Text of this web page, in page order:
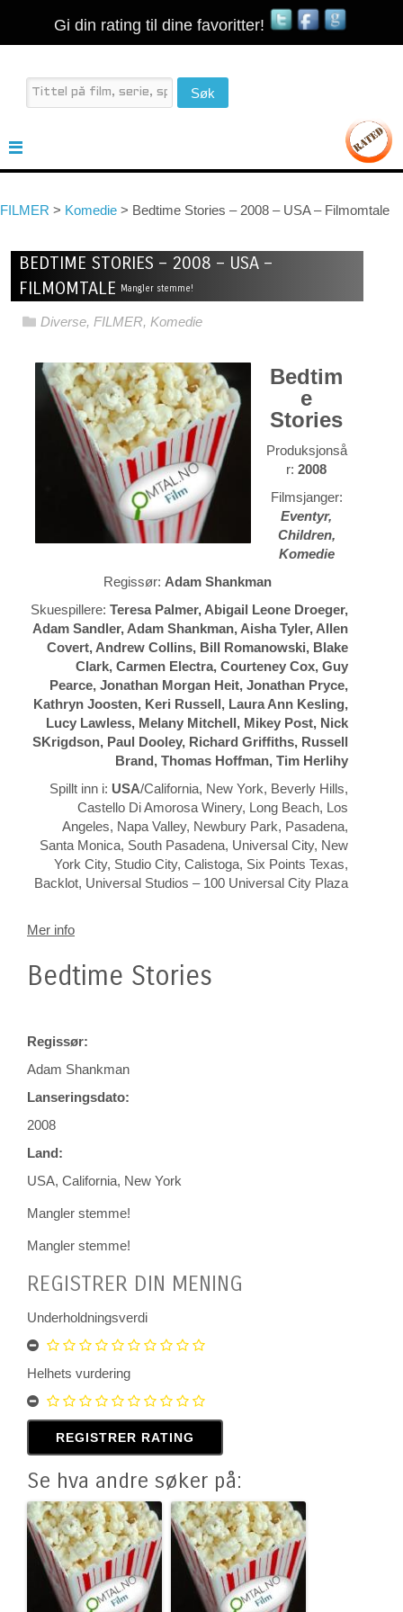
Gi din rating til dine favoritter!
FILMER > Komedie > Bedtime Stories – 2008 – USA – Filmomtale
BEDTIME STORIES – 2008 – USA –
FILMOMTALE
Mangler stemme!
Diverse, FILMER, Komedie
Bedtim
e
Stories
Produksjonså
r:2008
Filmsjanger:
Eventyr,
Children,
Komedie
Regissør: Adam Shankman
Skuespillere:Teresa Palmer, Abigail Leone Droeger,
Adam Sandler, Adam Shankman, Aisha Tyler, Allen
Covert, Andrew Collins, Bill Romanowski, Blake
Clark, Carmen Electra, Courteney Cox, Guy
Pearce, Jonathan Morgan Heit, Jonathan Pryce,
Kathryn Joosten, Keri Russell, Laura Ann Kesling,
Lucy Lawless, Melany Mitchell, Mikey Post, Nick
SKrigdson, Paul Dooley, Richard Griffiths, Russell
Brand, Thomas Hoffman, Tim Herlihy
Spillt inn i: USA/California, New York, Beverly Hills,
Castello Di Amorosa Winery, Long Beach, Los
Angeles, Napa Valley, Newbury Park, Pasadena,
Santa Monica, South Pasadena, Universal City, New
York City, Studio City, Calistoga, Six Points Texas,
Backlot, Universal Studios – 100 Universal City Plaza
Mer info
Bedtime Stories
Regissør:
Adam Shankman
Lanseringsdato:
2008
Land:
USA, California, New York
Mangler stemme!
Mangler stemme!
REGISTRER DIN MENING
Underholdningsverdi
Helhets vurdering
Se hva andre søker på: